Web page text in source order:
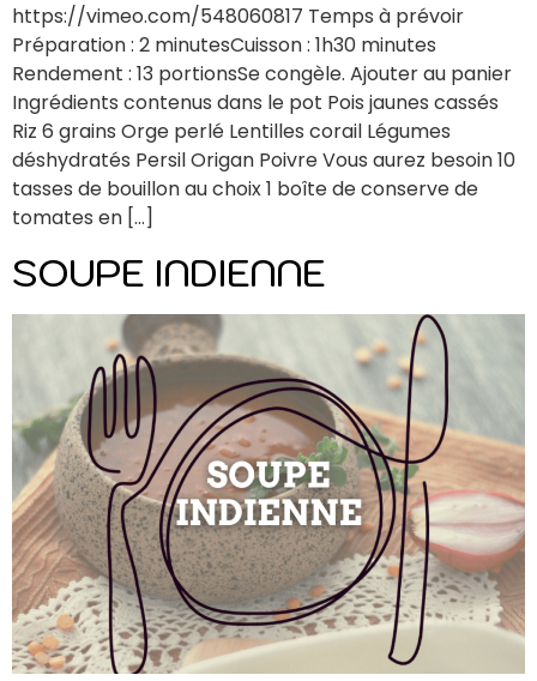
https://vimeo.com/548060817 Temps à prévoir
Préparation : 2 minutesCuisson : 1h30 minutes
Rendement : 13 portionsSe congèle. Ajouter au panier
Ingrédients contenus dans le pot Pois jaunes cassés
Riz 6 grains Orge perlé Lentilles corail Légumes
déshydratés Persil Origan Poivre Vous aurez besoin 10
tasses de bouillon au choix 1 boîte de conserve de
tomates en […]
SOUPE INDIENNE